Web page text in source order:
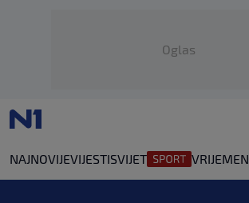
Oglas
NAJNOVIJEVIJESTISVIJET VRIJEME